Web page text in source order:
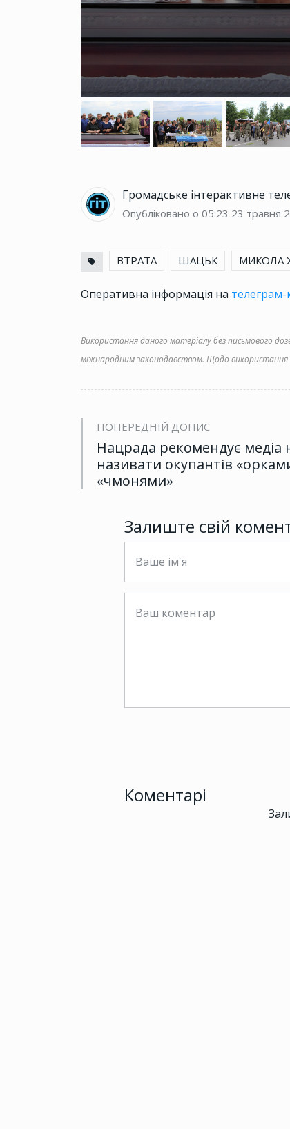
Громадське інтерактивне
Опубліковано о 05:23 23 травня
ВТРАТА ШАЦЬК МИКОЛА
Оперативна інформація на телеграм-
Використання даного матеріалу без письмового
міжнародним законодавством. Щодо використання
ПОПЕРЕДНІЙ ДОПИС
Нацрада рекомендує медіа
називати окупантів
«чмонями»
Залиште свій
Коментарі